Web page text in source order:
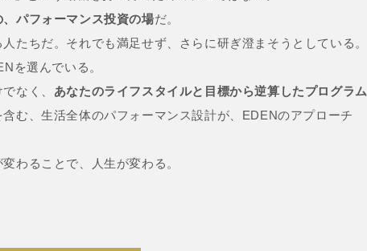
パフォーマンス投資の場だ。
たちだ。それでも満足せず、さらに研ぎ澄まそうとしている。
を選んでいる。
なく、 あなたのライフスタイルと目標から逆算したプログラム
む、生活全体のパフォーマンス設計が、EDENのアプローチ
わることで、人生が変わる。